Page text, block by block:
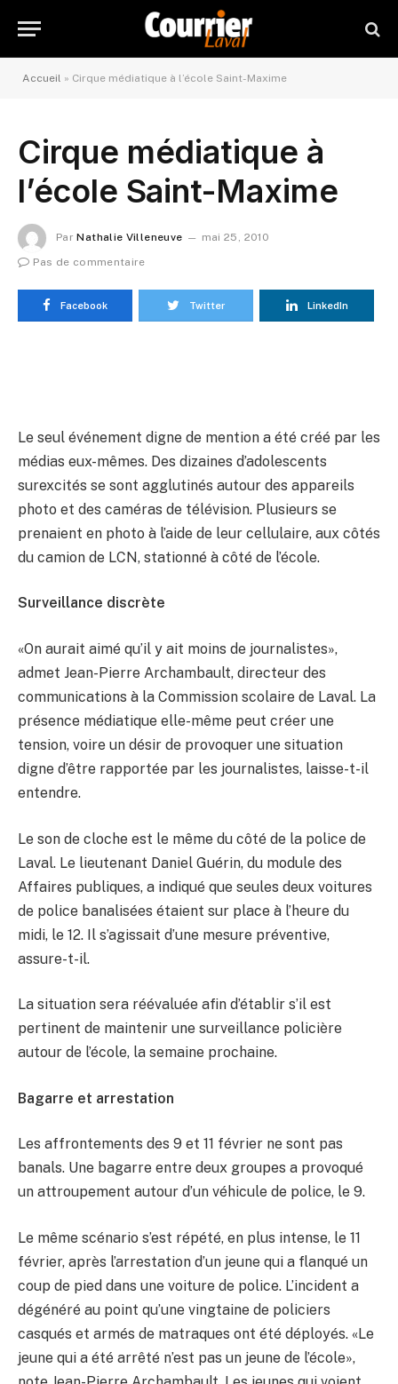
Accueil » Cirque médiatique à l’école Saint-Maxime
Cirque médiatique à
l’école Saint-Maxime
Par Nathalie Villeneuve
mai 25, 2010
Pas de commentaire
Facebook Twitter LinkedIn
Le seul événement digne de mention a été créé par les
médias eux-mêmes. Des dizaines d’adolescents
surexcités se sont agglutinés autour des appareils
photo et des caméras de télévision. Plusieurs se
prenaient en photo à l’aide de leur cellulaire, aux côtés
du camion de LCN, stationné à côté de l’école.
Surveillance discrète
«On aurait aimé qu’il y ait moins de journalistes»,
admet Jean-Pierre Archambault, directeur des
communications à la Commission scolaire de Laval. La
présence médiatique elle-même peut créer une
tension, voire un désir de provoquer une situation
digne d’être rapportée par les journalistes, laisse-t-il
entendre.
Le son de cloche est le même du côté de la police de
Laval. Le lieutenant Daniel Guérin, du module des
Affaires publiques, a indiqué que seules deux voitures
de police banalisées étaient sur place à l’heure du
midi, le 12. Il s’agissait d’une mesure préventive,
assure-t-il.
La situation sera réévaluée afin d’établir s’il est
pertinent de maintenir une surveillance policière
autour de l’école, la semaine prochaine.
Bagarre et arrestation
Les affrontements des 9 et 11 février ne sont pas
banals. Une bagarre entre deux groupes a provoqué
un attroupement autour d’un véhicule de police, le 9.
Le même scénario s’est répété, en plus intense, le 11
février, après l’arrestation d’un jeune qui a flanqué un
coup de pied dans une voiture de police. L’incident a
dégénéré au point qu’une vingtaine de policiers
casqués et armés de matraques ont été déployés. «Le
jeune qui a été arrêté n’est pas un jeune de l’école»,